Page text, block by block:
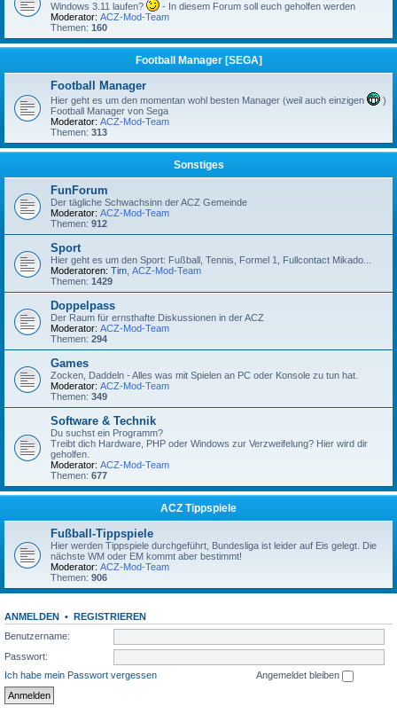
Windows 3.11 laufen?
- In diesem Forum soll euch geholfen werden
Moderator: ACZ-Mod-Team
Themen: 160
Football Manager [SEGA]
Football Manager
Hier geht es um den momentan wohl besten Manager (weil auch einzigen
)
Football Manager von Sega
Moderator: ACZ-Mod-Team
Themen: 313
Sonstiges
FunForum
Der tägliche Schwachsinn der ACZ Gemeinde
Moderator: ACZ-Mod-Team
Themen: 912
Sport
Hier geht es um den Sport: Fußball, Tennis, Formel 1, Fullcontact Mikado...
Moderatoren: Tim ACZ-Mod-Team
Themen: 1429
Doppelpass
Der Raum für ernsthafte Diskussionen in der ACZ
Moderator: ACZ-Mod-Team
Themen: 294
Games
Zocken, Daddeln - Alles was mit Spielen an PC oder Konsole zu tun hat.
Moderator: ACZ-Mod-Team
Themen: 349
Software & Technik
Du suchst ein Programm?
Treibt dich Hardware, PHP oder Windows zur Verzweifelung? Hier wird dir
geholfen.
Moderator: ACZ-Mod-Team
Themen: 677
ACZ Tippspiele
Fußball-Tippspiele
Hier werden Tippspiele durchgeführt, Bundesliga ist leider auf Eis gelegt. Die
nächste WM oder EM kommt aber bestimmt!
Moderator: ACZ-Mod-Team
Themen: 906
ANMELDEN • REGISTRIEREN
Benutzername:
Passwort:
Ich habe mein Passwort vergessen
Angemeldet bleiben